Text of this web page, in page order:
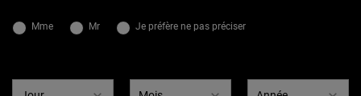
newslettersignup.title.legend
Mme Mr Je préfère ne pas préciser